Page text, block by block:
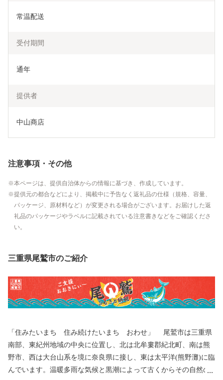
常温配送
受付期間
通年
提供者
中山商店
注意事項・その他
本ページは、提供自治体からの情報に基づき、作成しています。
提供元の都合などにより、掲載中に予告なく返礼品の仕様（規格、容量、
パッケージ、原材料など）が変更される場合がございます。お届けした返
礼品のパッケージやラベルに記載されている注意書きなどをご確認くださ
い。
三重県尾鷲市のご紹介
「住みたいまち 住み続けたいまち おわせ」 尾鷲市は三重県
南部、東紀州地域の中央に位置し、北は北牟婁郡紀北町、南は熊
野市、西は大台山系を境に奈良県に接し、東は太平洋(熊野灘)に臨
んでいます。温暖多雨な気候と黒潮によって古くからその自然の